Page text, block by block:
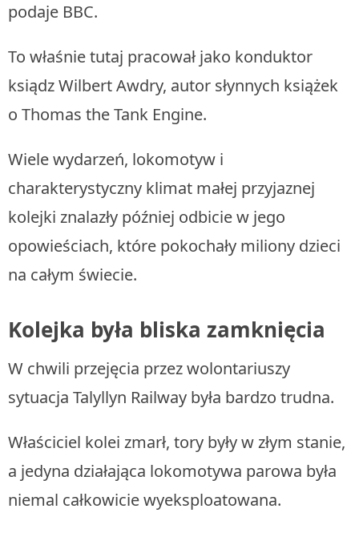
podaje BBC.
To właśnie tutaj pracował jako konduktor
ksiądz Wilbert Awdry, autor słynnych książek
o Thomas the Tank Engine.
Wiele wydarzeń, lokomotyw i
charakterystyczny klimat małej przyjaznej
kolejki znalazły później odbicie w jego
opowieściach, które pokochały miliony dzieci
na całym świecie.
Kolejka była bliska zamknięcia
W chwili przejęcia przez wolontariuszy
sytuacja Talyllyn Railway była bardzo trudna.
Właściciel kolei zmarł, tory były w złym stanie,
a jedyna działająca lokomotywa parowa była
niemal całkowicie wyeksploatowana.